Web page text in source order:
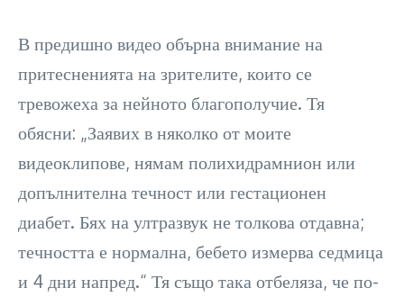
В предишно видео обърна внимание на
притесненията на зрителите, които се
тревожеха за нейното благополучие. Тя
обясни: „Заявих в няколко от моите
видеоклипове, нямам полихидрамнион или
допълнителна течност или гестационен
диабет. Бях на ултразвук не толкова отдавна;
течността е нормална, бебето измерва седмица
и 4 дни напред.“ Тя също така отбеляза, че по-